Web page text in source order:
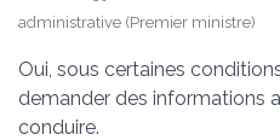
administrative (Premier ministre)
Oui, sous certaines
demander des informations
conduire.